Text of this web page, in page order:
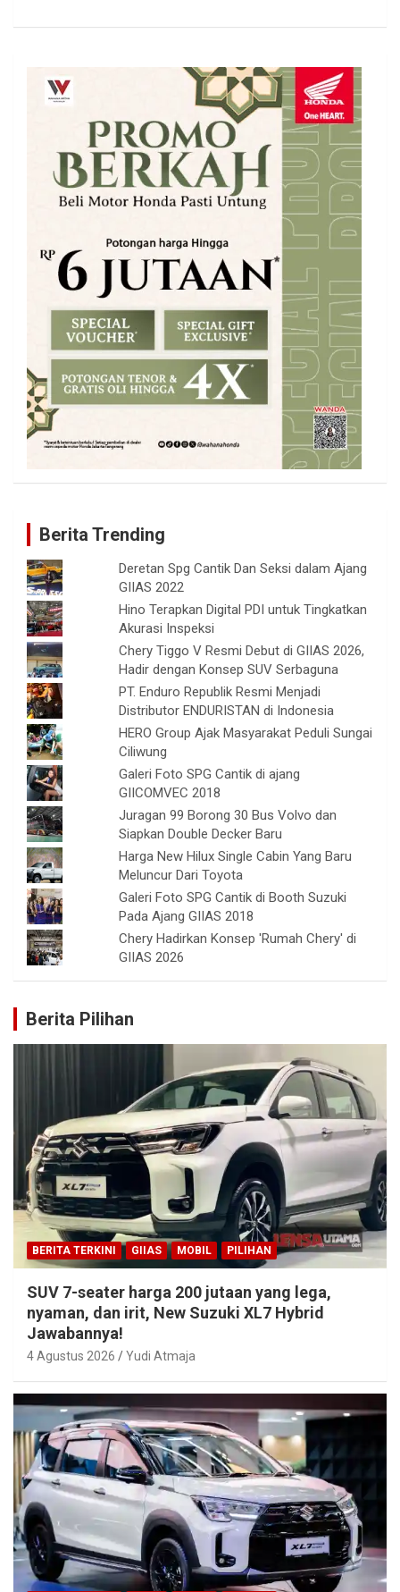
Berita Trending
Deretan Spg Cantik Dan Seksi dalam Ajang
GIIAS 2022
Hino Terapkan Digital PDI untuk Tingkatkan
Akurasi Inspeksi
Chery Tiggo V Resmi Debut di GIIAS 2026,
Hadir dengan Konsep SUV Serbaguna
PT. Enduro Republik Resmi Menjadi
Distributor ENDURISTAN di Indonesia
HERO Group Ajak Masyarakat Peduli Sungai
Ciliwung
Galeri Foto SPG Cantik di ajang
GIICOMVEC 2018
Juragan 99 Borong 30 Bus Volvo dan
Siapkan Double Decker Baru
Harga New Hilux Single Cabin Yang Baru
Meluncur Dari Toyota
Galeri Foto SPG Cantik di Booth Suzuki
Pada Ajang GIIAS 2018
Chery Hadirkan Konsep 'Rumah Chery' di
GIIAS 2026
Berita Pilihan
BERITA TERKINI GIIAS MOBIL PILIHAN
SUV 7-seater harga 200 jutaan yang lega,
nyaman, dan irit, New Suzuki XL7 Hybrid
Jawabannya!
4 Agustus 2026 Yudi Atmaja